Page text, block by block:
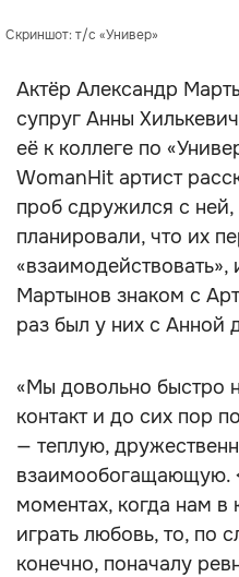
Скриншот: т/с «Универ»
Актёр Александр
супруг Анны
её к коллеге по
WomanHit артист
проб сдружился с ней,
планировали, что их
Мартынов знаком с
раз был у них с Анной
«Мы довольно быстро
контакт и до сих пор
— теплую,
взаимообогащающую.
моментах, когда нам в
играть любовь, то, по
конечно, поначалу